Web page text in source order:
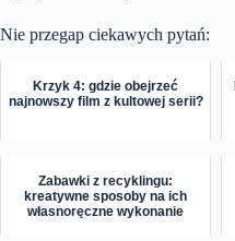
Nie przegap ciekawych pytań:
Krzyk 4: gdzie obejrzeć
najnowszy film z kultowej serii?
Zabawki z recyklingu:
kreatywne sposoby na ich
własnoręczne wykonanie